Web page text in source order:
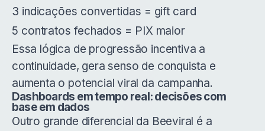
3 indicações convertidas = gift card
5 contratos fechados = PIX maior
Essa lógica de progressão incentiva a
continuidade, gera senso de conquista e
aumenta o potencial viral da campanha.
Dashboards em tempo real: decisões com
base em dados
Outro grande diferencial da Beeviral é a